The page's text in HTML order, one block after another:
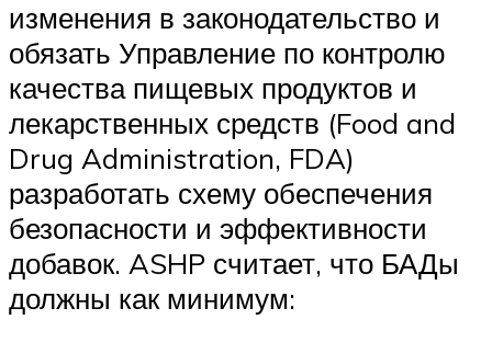
изменения в законодательство и
обязать Управление по контролю
качества пищевых продуктов и
лекарственных средств (Food and
Drug Administration, FDA)
разработать схему обеспечения
безопасности и эффективности
добавок. ASHP считает, что БАДы
должны как минимум: